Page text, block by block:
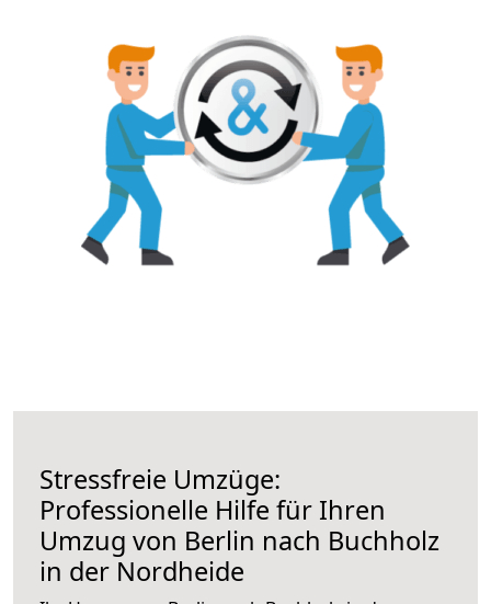
Stressfreie Umzüge:
Professionelle Hilfe für Ihren
Umzug von Berlin nach Buchholz
in der Nordheide